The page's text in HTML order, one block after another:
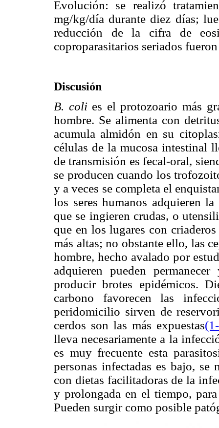
Evolución: se realizó
mg/kg/día durante diez días;
reducción de la cifra de
coproparasitarios seriados
Discusión
B. colies el protozoario más
hombre. Se alimenta con
acumula almidón en su
células de la mucosa intestinal
de transmisión es fecal-oral,
se producen cuando los
y a veces se completa el
los seres humanos adquieren
que se ingieren crudas, o
que en los lugares con
más altas; no obstante ello, las
hombre, hecho avalado por
adquieren pueden
producir brotes epidémicos.
carbono favorecen las
peridomicilio sirven de
cerdos son las más expuestas
lleva necesariamente a la
es muy frecuente esta
personas infectadas es bajo, se
con dietas facilitadoras de la
y prolongada en el tiempo,
Pueden surgir como posible